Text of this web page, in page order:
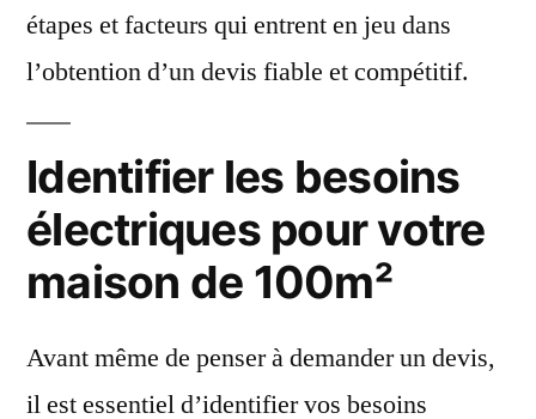
étapes et facteurs qui entrent en jeu dans
l’obtention d’un devis fiable et compétitif.
Identifier les besoins
électriques pour votre
maison de 100m²
Avant même de penser à demander un devis,
il est essentiel d’identifier vos besoins